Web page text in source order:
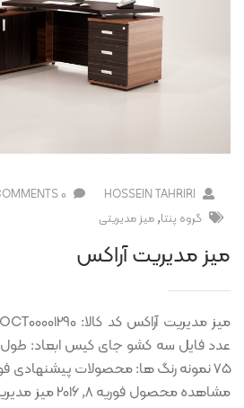
HOSSEIN TAHRIRI
0 COMMENTS
گروه پنتا, ميز مديريتی
میز مدیریت آراکس
مشاهده محصول